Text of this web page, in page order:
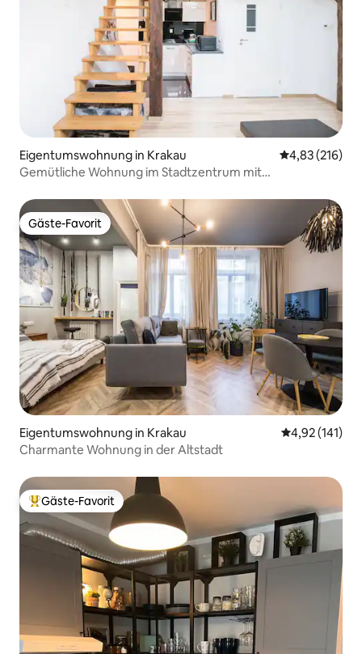
Eigentumswohnung in Krakau
4,83 (216)
Gemütliche Wohnung im Stadtzentrum mit
Gäste-Favorit
Gäste-Favorit
Eigentumswohnung in Krakau
4,92 (141)
Charmante Wohnung in der Altstadt
Beliebter Gäste-Favorit.
Gäste-Favorit